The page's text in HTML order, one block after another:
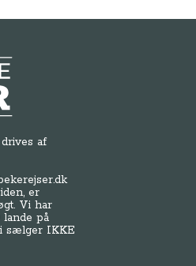
af
er
Vi har
på
sælger IKKE